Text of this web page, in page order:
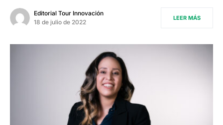
Editorial Tour Innovación
18 de julio de 2022
LEER MÁS